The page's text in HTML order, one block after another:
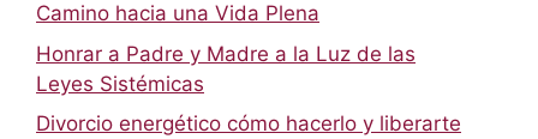
Camino hacia una Vida Plena
Honrar a Padre y Madre a la Luz de las
Leyes Sistémicas
Divorcio energético cómo hacerlo y liberarte